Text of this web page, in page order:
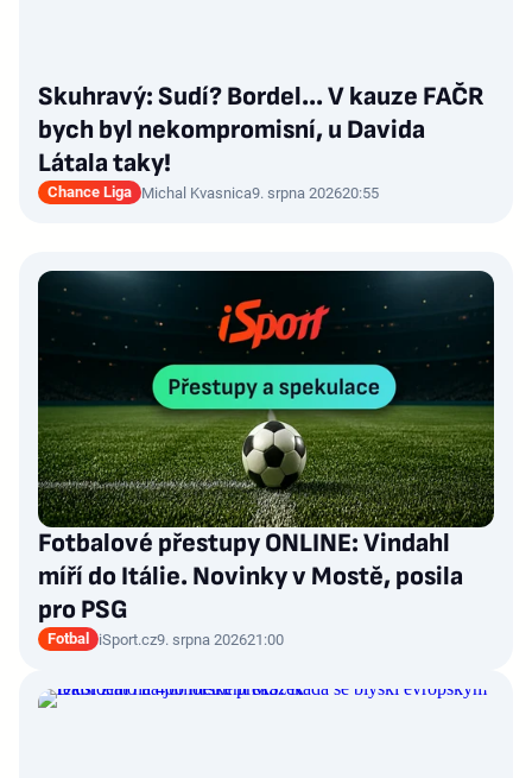
Skuhravý: Sudí? Bordel... V kauze FAČR
bych byl nekompromisní, u Davida
Látala taky!
Chance Liga Michal Kvasnica9. srpna 202620:55
Fotbalové přestupy ONLINE: Vindahl
míří do Itálie. Novinky v Mostě, posila
pro PSG
Fotbal iSport.cz9. srpna 202621:00